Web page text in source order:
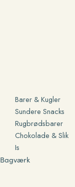
Barer & Kugler
Sundere Snacks
Rugbrødsbarer
Chokolade & Slik
Is
Bagværk